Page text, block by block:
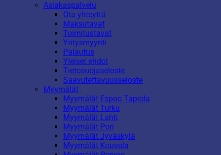
Asiakaspalvelu
Ota yhteyttä
Maksutavat
Toimitustavat
Yritysmyynti
Palautus
Yleiset ehdot
Tietosuojaseloste
Saavutettavuusseloste
Myymälät
Myymälät Espoo Tapiola
Myymälät Turku
Myymälät Lahti
Myymälät Pori
Myymälät Jyväskylä
Myymälät Kouvola